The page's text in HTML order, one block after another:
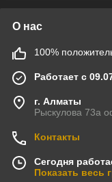
О нас
100%
Работает с
г. Алматы
Рыскулова 73а
Контакты
Сегодня
Показать весь